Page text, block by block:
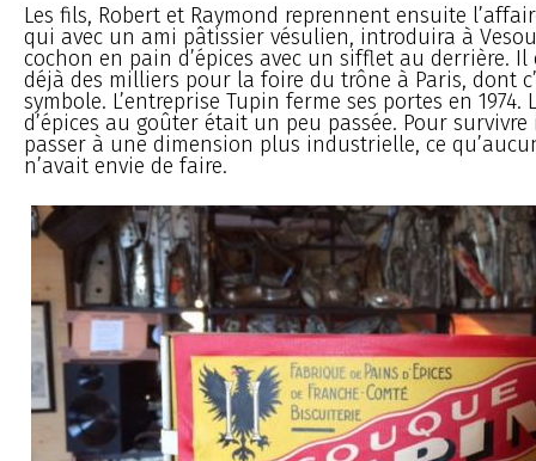
Les fils, Robert et Raymond reprennent ensuite
qui avec un ami pâtissier vésulien, introduira à
cochon en pain d’épices avec un sifflet au derrière.
déjà des milliers pour la foire du trône à Paris, dont
symbole. L’entreprise Tupin ferme ses portes en
d’épices au goûter était un peu passée. Pour
passer à une dimension plus industrielle, ce
n’avait envie de faire.